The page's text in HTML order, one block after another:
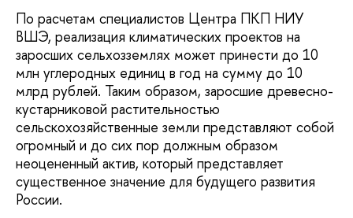
По расчетам специалистов Центра ПКП НИУ
ВШЭ, реализация климатических проектов на
заросших сельхозземлях может принести до 10
млн углеродных единиц в год на сумму до 10
млрд рублей. Таким образом, заросшие древесно-
кустарниковой растительностью
сельскохозяйственные земли представляют собой
огромный и до сих пор должным образом
неоцененный актив, который представляет
существенное значение для будущего развития
России.